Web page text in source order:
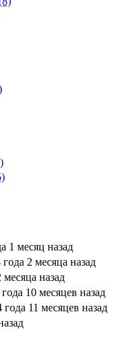
1 месяц назад
года 2 месяца назад
месяца назад
10 месяцев назад
года 11 месяцев назад